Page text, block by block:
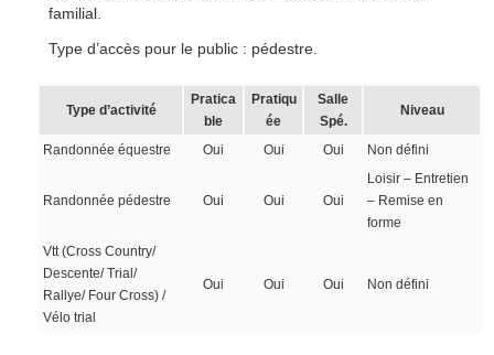
familial.
Type d’accès pour le public : pédestre.
Type d’activité
Pratica
ble
Pratiqu
ée
Salle
Spé.
Niveau
Randonnée équestre Oui Oui Oui Non défini
Randonnée pédestre Oui Oui Oui
Loisir – Entretien
– Remise en
forme
Vtt (Cross Country/
Descente/ Trial/
Rallye/ Four Cross) /
Vélo trial
Oui Oui Oui Non défini